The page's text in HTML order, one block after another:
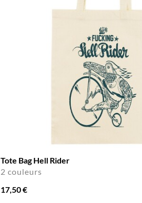
Tote Bag Hell Rider
2 couleurs
17,50 €